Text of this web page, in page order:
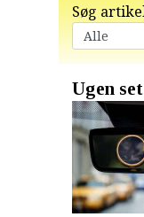
Søg
Ugen